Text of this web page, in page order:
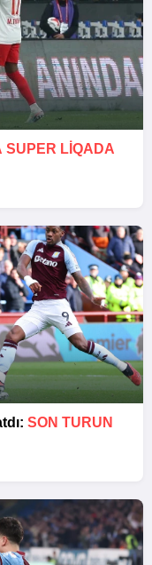
SUPER LIQADA
SON TURUN